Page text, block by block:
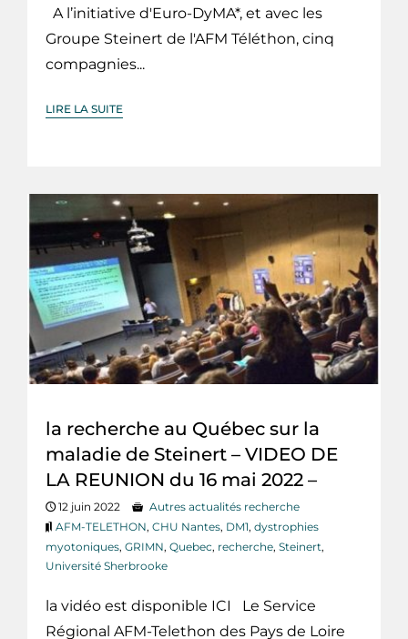
A l’initiative d'Euro-DyMA*, et avec les
Groupe Steinert de l'AFM Téléthon, cinq
compagnies...
LIRE LA SUITE
la recherche au Québec sur la
maladie de Steinert – VIDEO DE
LA REUNION du 16 mai 2022 –
12 juin 2022
Autres actualités recherche
AFM-TELETHON, CHU Nantes, DM1, dystrophies
myotoniques, GRIMN, Quebec, recherche, Steinert,
Université Sherbrooke
la vidéo est disponible ICI Le Service
Régional AFM-Telethon des Pays de Loire